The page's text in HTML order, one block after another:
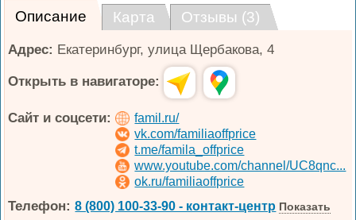
Описание Карта Отзывы (3)
Адрес: Екатеринбург,улица Щербакова, 4
Открыть в навигаторе:
Сайт и соцсети:
famil.ru/
vk.com/familiaoffprice
t.me/famila_offprice
www.youtube.com/channel/UC8qnc...
ok.ru/familiaoffprice
Телефон: 8 (800) 100-33-90 - контакт-центр Показать